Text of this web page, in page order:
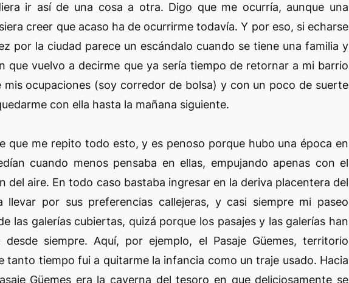
ir así de una cosa a otra. Digo que me ocurría, aunque una
creer que acaso ha de ocurrirme todavía. Y por eso, si echarse
por la ciudad parece un escándalo cuando se tiene una familia y
que vuelvo a decirme que ya sería tiempo de retornar a mi barrio
mis ocupaciones (soy corredor de bolsa) y con un poco de suerte
con ella hasta la mañana siguiente.
que me repito todo esto, y es penoso porque hubo una época en
cuando menos pensaba en ellas, empujando apenas con el
del aire. En todo caso bastaba ingresar en la deriva placentera del
llevar por sus preferencias callejeras, y casi siempre mi paseo
las galerías cubiertas, quizá porque los pasajes y las galerías han
siempre. Aquí, por ejemplo, el Pasaje Güemes, territorio
tanto tiempo fui a quitarme la infancia como un traje usado. Hacia
Güemes era la caverna del tesoro en que deliciosamente se